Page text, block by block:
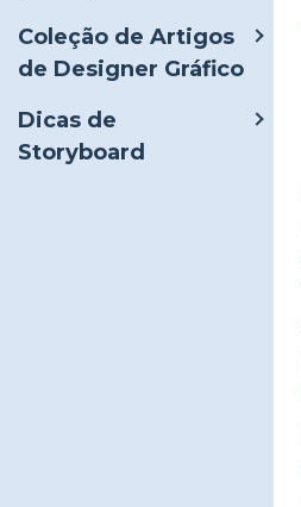
Coleção de Artigos
de Designer Gráfico
Dicas de
Storyboard